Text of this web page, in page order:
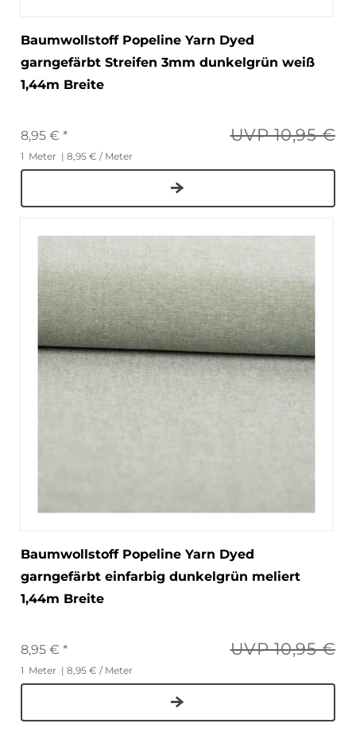
Baumwollstoff Popeline Yarn Dyed
garngefärbt Streifen 3mm dunkelgrün weiß
1,44m Breite
UVP 10,95 €
8,95 € *
1 Meter | 8,95 € / Meter
Baumwollstoff Popeline Yarn Dyed
garngefärbt einfarbig dunkelgrün meliert
1,44m Breite
UVP 10,95 €
8,95 € *
1 Meter | 8,95 € / Meter